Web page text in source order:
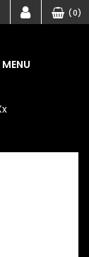
(0)
MENU